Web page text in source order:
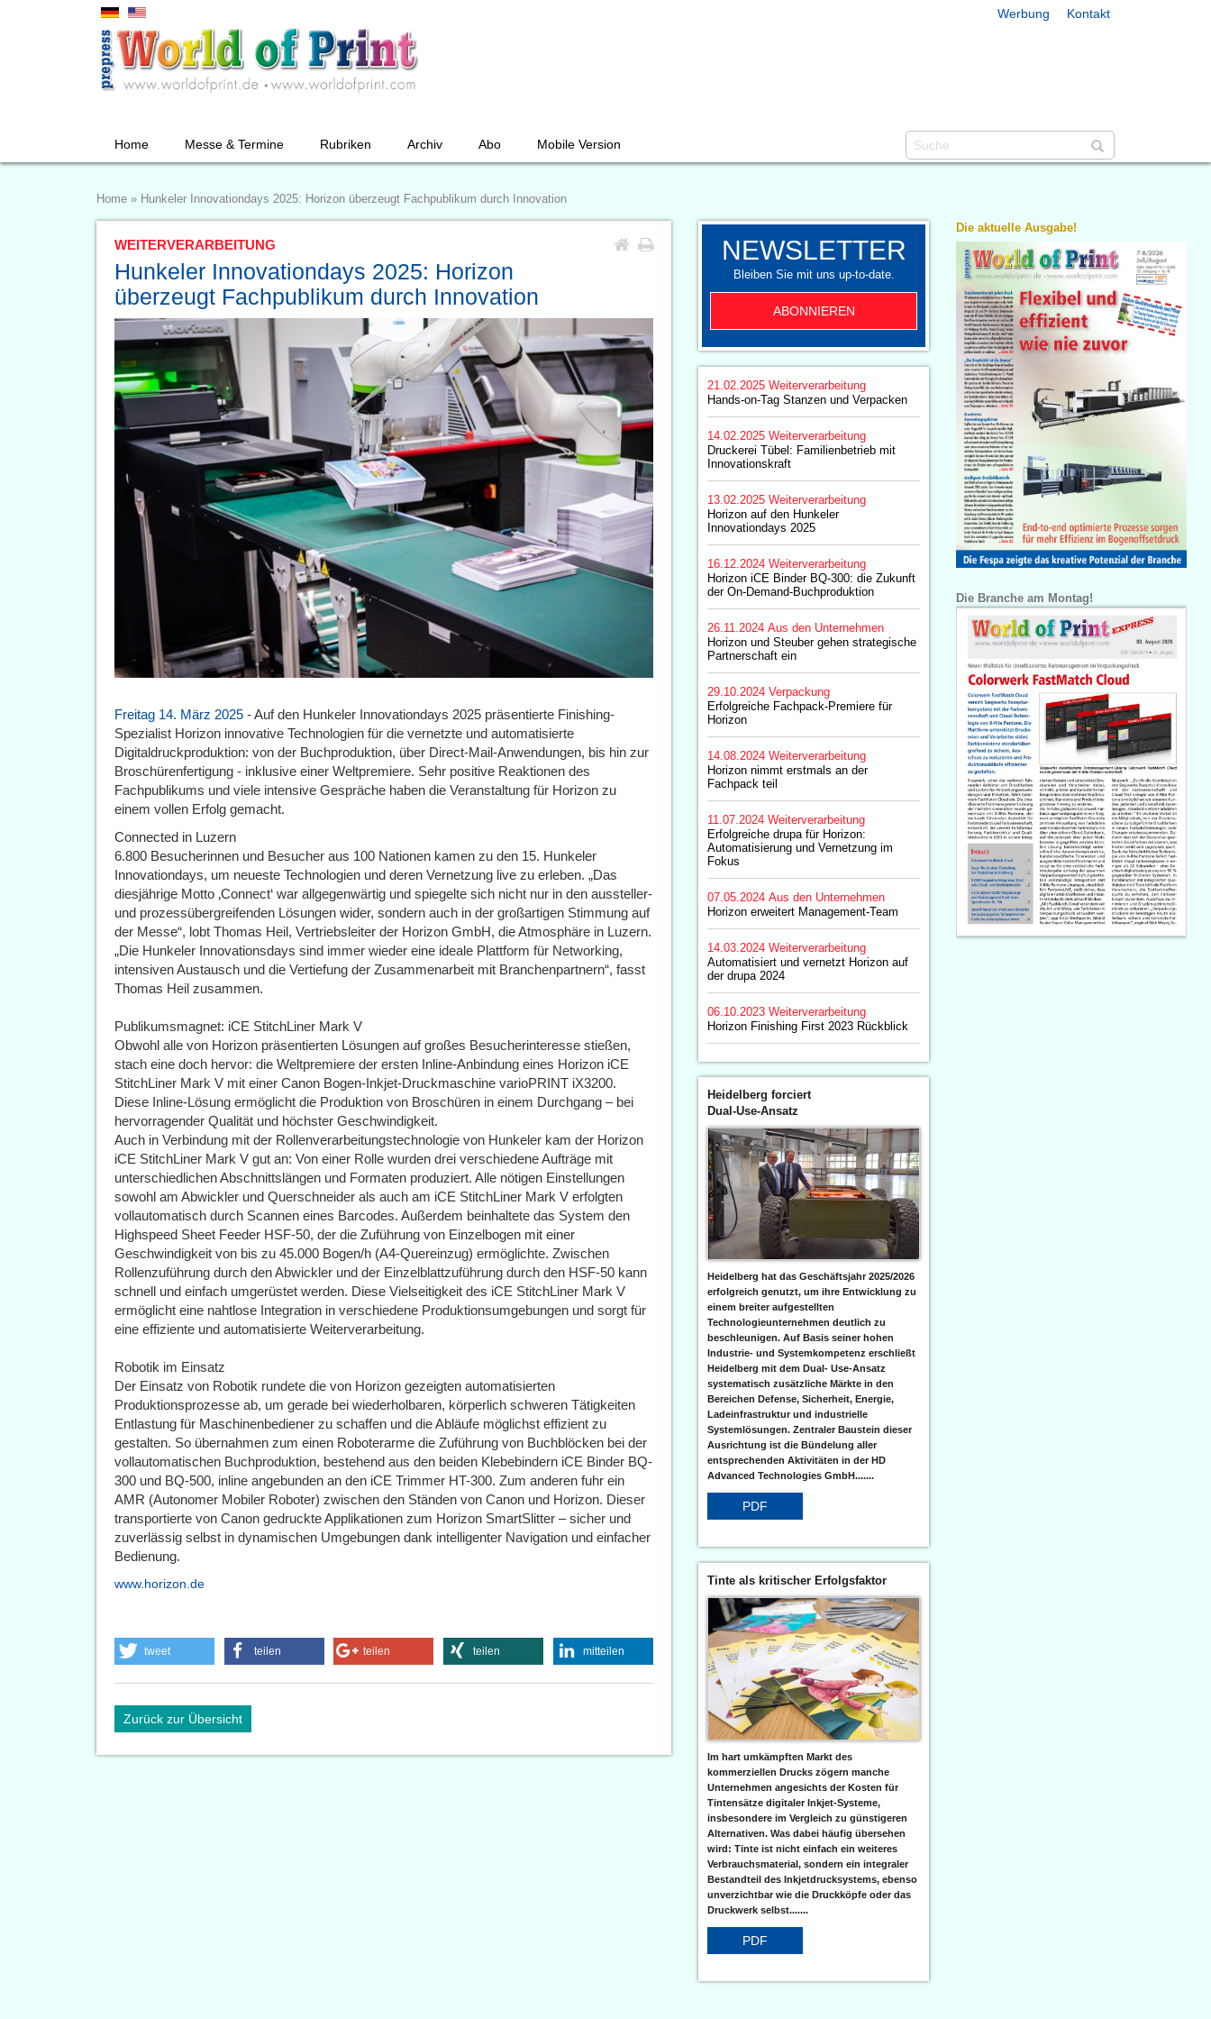
Werbung Kontakt
Home Messe & Termine Rubriken Archiv Abo Mobile Version
Home » Hunkeler Innovationdays 2025: Horizon überzeugt Fachpublikum durch Innovation
WEITERVERARBEITUNG
Hunkeler Innovationdays 2025: Horizon
überzeugt Fachpublikum durch Innovation
Freitag 14. März 2025 - Auf den Hunkeler Innovationdays 2025 präsentierte Finishing-
Spezialist Horizon innovative Technologien für die vernetzte und automatisierte
Digitaldruckproduktion: von der Buchproduktion, über Direct-Mail-Anwendungen, bis hin zur
Broschürenfertigung - inklusive einer Weltpremiere. Sehr positive Reaktionen des
Fachpublikums und viele intensive Gespräche haben die Veranstaltung für Horizon zu
einem vollen Erfolg gemacht.
Connected in Luzern
6.800 Besucherinnen und Besucher aus 100 Nationen kamen zu den 15. Hunkeler
Innovationdays, um neueste Technologien und deren Vernetzung live zu erleben. „Das
diesjährige Motto ‚Connect‘ war allgegenwärtig und spiegelte sich nicht nur in den aussteller-
und prozessübergreifenden Lösungen wider, sondern auch in der großartigen Stimmung auf
der Messe“, lobt Thomas Heil, Vertriebsleiter der Horizon GmbH, die Atmosphäre in Luzern.
„Die Hunkeler Innovationsdays sind immer wieder eine ideale Plattform für Networking,
intensiven Austausch und die Vertiefung der Zusammenarbeit mit Branchenpartnern“, fasst
Thomas Heil zusammen.
Publikumsmagnet: iCE StitchLiner Mark V
Obwohl alle von Horizon präsentierten Lösungen auf großes Besucherinteresse stießen,
stach eine doch hervor: die Weltpremiere der ersten Inline-Anbindung eines Horizon iCE
StitchLiner Mark V mit einer Canon Bogen-Inkjet-Druckmaschine varioPRINT iX3200.
Diese Inline-Lösung ermöglicht die Produktion von Broschüren in einem Durchgang – bei
hervorragender Qualität und höchster Geschwindigkeit.
Auch in Verbindung mit der Rollenverarbeitungstechnologie von Hunkeler kam der Horizon
iCE StitchLiner Mark V gut an: Von einer Rolle wurden drei verschiedene Aufträge mit
unterschiedlichen Abschnittslängen und Formaten produziert. Alle nötigen Einstellungen
sowohl am Abwickler und Querschneider als auch am iCE StitchLiner Mark V erfolgten
vollautomatisch durch Scannen eines Barcodes. Außerdem beinhaltete das System den
Highspeed Sheet Feeder HSF-50, der die Zuführung von Einzelbogen mit einer
Geschwindigkeit von bis zu 45.000 Bogen/h (A4-Quereinzug) ermöglichte. Zwischen
Rollenzuführung durch den Abwickler und der Einzelblattzuführung durch den HSF-50 kann
schnell und einfach umgerüstet werden. Diese Vielseitigkeit des iCE StitchLiner Mark V
ermöglicht eine nahtlose Integration in verschiedene Produktionsumgebungen und sorgt für
eine effiziente und automatisierte Weiterverarbeitung.
Robotik im Einsatz
Der Einsatz von Robotik rundete die von Horizon gezeigten automatisierten
Produktionsprozesse ab, um gerade bei wiederholbaren, körperlich schweren Tätigkeiten
Entlastung für Maschinenbediener zu schaffen und die Abläufe möglichst effizient zu
gestalten. So übernahmen zum einen Roboterarme die Zuführung von Buchblöcken bei der
vollautomatischen Buchproduktion, bestehend aus den beiden Klebebindern iCE Binder BQ-
300 und BQ-500, inline angebunden an den iCE Trimmer HT-300. Zum anderen fuhr ein
AMR (Autonomer Mobiler Roboter) zwischen den Ständen von Canon und Horizon. Dieser
transportierte von Canon gedruckte Applikationen zum Horizon SmartSlitter – sicher und
zuverlässig selbst in dynamischen Umgebungen dank intelligenter Navigation und einfacher
Bedienung.
www.horizon.de
tweet teilen teilen teilen mitteilen
Zurück zur Übersicht
NEWSLETTER
Bleiben Sie mit uns up-to-date.
ABONNIEREN
21.02.2025 Weiterverarbeitung
Hands-on-Tag Stanzen und Verpacken
14.02.2025 Weiterverarbeitung
Druckerei Tübel: Familienbetrieb mit
Innovationskraft
13.02.2025 Weiterverarbeitung
Horizon auf den Hunkeler
Innovationdays 2025
16.12.2024 Weiterverarbeitung
Horizon iCE Binder BQ-300: die Zukunft
der On-Demand-Buchproduktion
26.11.2024 Aus den Unternehmen
Horizon und Steuber gehen strategische
Partnerschaft ein
29.10.2024 Verpackung
Erfolgreiche Fachpack-Premiere für
Horizon
14.08.2024 Weiterverarbeitung
Horizon nimmt erstmals an der
Fachpack teil
11.07.2024 Weiterverarbeitung
Erfolgreiche drupa für Horizon:
Automatisierung und Vernetzung im
Fokus
07.05.2024 Aus den Unternehmen
Horizon erweitert Management-Team
14.03.2024 Weiterverarbeitung
Automatisiert und vernetzt Horizon auf
der drupa 2024
06.10.2023 Weiterverarbeitung
Horizon Finishing First 2023 Rückblick
Heidelberg forciert
Dual-Use-Ansatz
Heidelberg hat das Geschäftsjahr 2025/2026
erfolgreich genutzt, um ihre Entwicklung zu
einem breiter aufgestellten
Technologieunternehmen deutlich zu
beschleunigen. Auf Basis seiner hohen
Industrie- und Systemkompetenz erschließt
Heidelberg mit dem Dual- Use-Ansatz
systematisch zusätzliche Märkte in den
Bereichen Defense, Sicherheit, Energie,
Ladeinfrastruktur und industrielle
Systemlösungen. Zentraler Baustein dieser
Ausrichtung ist die Bündelung aller
entsprechenden Aktivitäten in der HD
Advanced Technologies GmbH.......
PDF
Tinte als kritischer Erfolgsfaktor
Im hart umkämpften Markt des
kommerziellen Drucks zögern manche
Unternehmen angesichts der Kosten für
Tintensätze digitaler Inkjet-Systeme,
insbesondere im Vergleich zu günstigeren
Alternativen. Was dabei häufig übersehen
wird: Tinte ist nicht einfach ein weiteres
Verbrauchsmaterial, sondern ein integraler
Bestandteil des Inkjetdrucksystems, ebenso
unverzichtbar wie die Druckköpfe oder das
Druckwerk selbst.......
PDF
Die aktuelle Ausgabe!
Die Branche am Montag!